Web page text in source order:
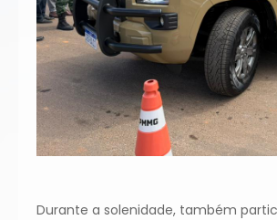
Durante a solenidade, também